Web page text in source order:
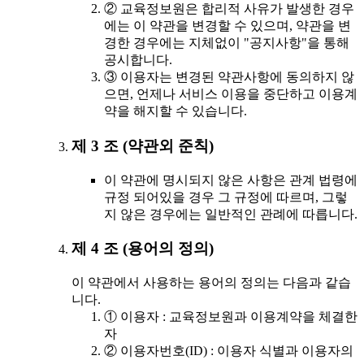
② 교육정보원은 합리적 사유가 발생한 경우
에는 이 약관을 변경할 수 있으며, 약관을 변
경한 경우에는 지체없이 "공지사항"을 통해
공시합니다.
③ 이용자는 변경된 약관사항에 동의하지 않
으면, 언제나 서비스 이용을 중단하고 이용계
약을 해지할 수 있습니다.
제 3 조 (약관외 준칙)
이 약관에 명시되지 않은 사항은 관계 법령에
규정 되어있을 경우 그 규정에 따르며, 그렇
지 않은 경우에는 일반적인 관례에 따릅니다.
제 4 조 (용어의 정의)
이 약관에서 사용하는 용어의 정의는 다음과 같습
니다.
① 이용자 : 교육정보원과 이용계약을 체결한
자
② 이용자번호(ID) : 이용자 식별과 이용자의